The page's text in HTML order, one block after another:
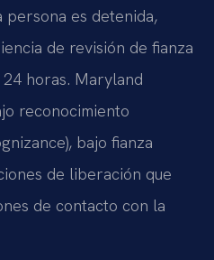
persona es detenida,
de revisión de fianza
horas. Maryland
reconocimiento
bajo fianza
de liberación que
de contacto con la